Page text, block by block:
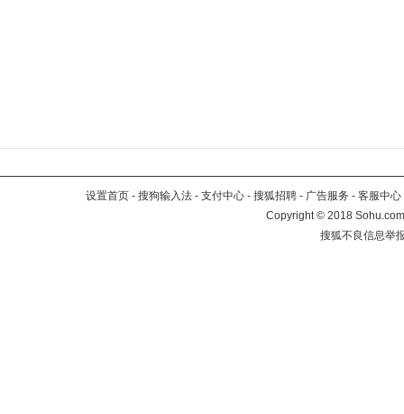
设置首页 - 搜狗输入法 - 支付中心 - 搜狐招聘 - 广告服务 - 客服中心
Copyright©2018
搜狐不良信息举